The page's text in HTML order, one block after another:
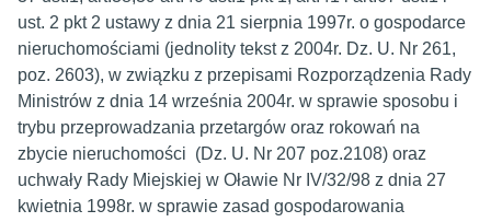
ust. 2 pkt 2 ustawy z dnia 21 sierpnia 1997r. o gospodarce
nieruchomościami (jednolity tekst z 2004r. Dz. U. Nr 261,
poz. 2603), w związku z przepisami Rozporządzenia Rady
Ministrów z dnia 14 września 2004r. w sprawie sposobu i
trybu przeprowadzania przetargów oraz rokowań na
zbycie nieruchomości (Dz. U. Nr 207 poz.2108) oraz
uchwały Rady Miejskiej w Oławie Nr IV/32/98 z dnia 27
kwietnia 1998r. w sprawie zasad gospodarowania